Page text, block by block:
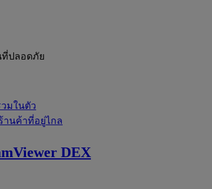
ที่ปลอดภัย
มในตัว
านค้าที่อยู่ไกล
DEX